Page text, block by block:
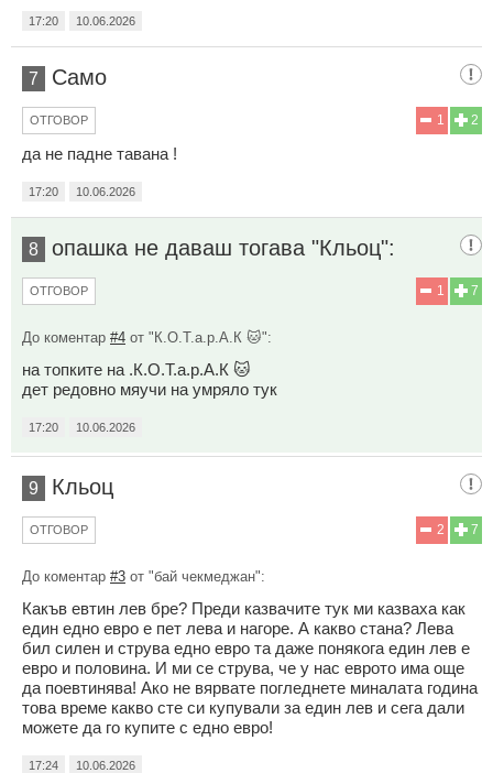
17:20 10.06.2026
7 Само
2
1
ОТГОВОР
да не падне тавана !
17:20 10.06.2026
8 опашка не даваш тогава "Кльоц":
7
1
ОТГОВОР
До коментар #4 от "К.О.Т.а.р.А.К 🐱":
на топките на .К.О.Т.а.р.А.К 🐱
дет редовно мяучи на умряло тук
17:20 10.06.2026
9 Кльоц
7
2
ОТГОВОР
До коментар #3 от "бай чекмеджан":
Какъв евтин лев бре? Преди казвачите тук ми казваха как
един едно евро е пет лева и нагоре. А какво стана? Лева
бил силен и струва едно евро та даже понякога един лев е
евро и половина. И ми се струва, че у нас еврото има още
да поевтинява! Ако не вярвате погледнете миналата година
това време какво сте си купували за един лев и сега дали
можете да го купите с едно евро!
17:24 10.06.2026